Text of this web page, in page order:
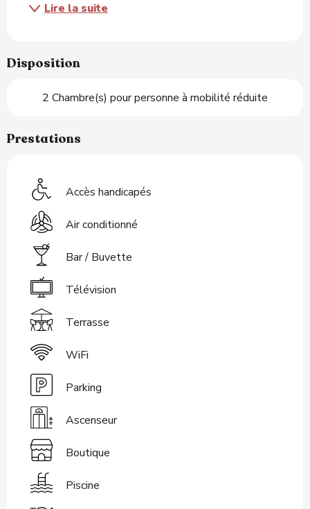
Lire la suite
Disposition
2 Chambre(s) pour personne à mobilité réduite
Prestations
Accès handicapés
Air conditionné
Bar / Buvette
Télévision
Terrasse
WiFi
Parking
Ascenseur
Boutique
Piscine